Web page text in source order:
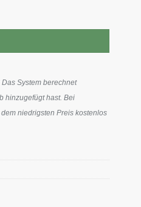
Das System berechnet
hinzugefügt hast. Bei
niedrigsten Preis kostenlos